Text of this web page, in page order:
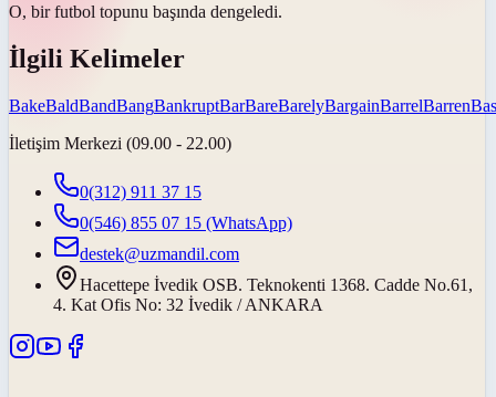
O, bir futbol topunu başında dengeledi.
İlgili Kelimeler
BakeBaldBandBangBankruptBarBareBarelyBargainBarrelBarren
İletişim Merkezi (09.00 - 22.00)
0(312) 911 37 15
0(546) 855 07 15 (WhatsApp)
destek@uzmandil.com
Hacettepe İvedik OSB. Teknokenti 1368. Cadde No.61,
4. Kat Ofis No: 32 İvedik / ANKARA